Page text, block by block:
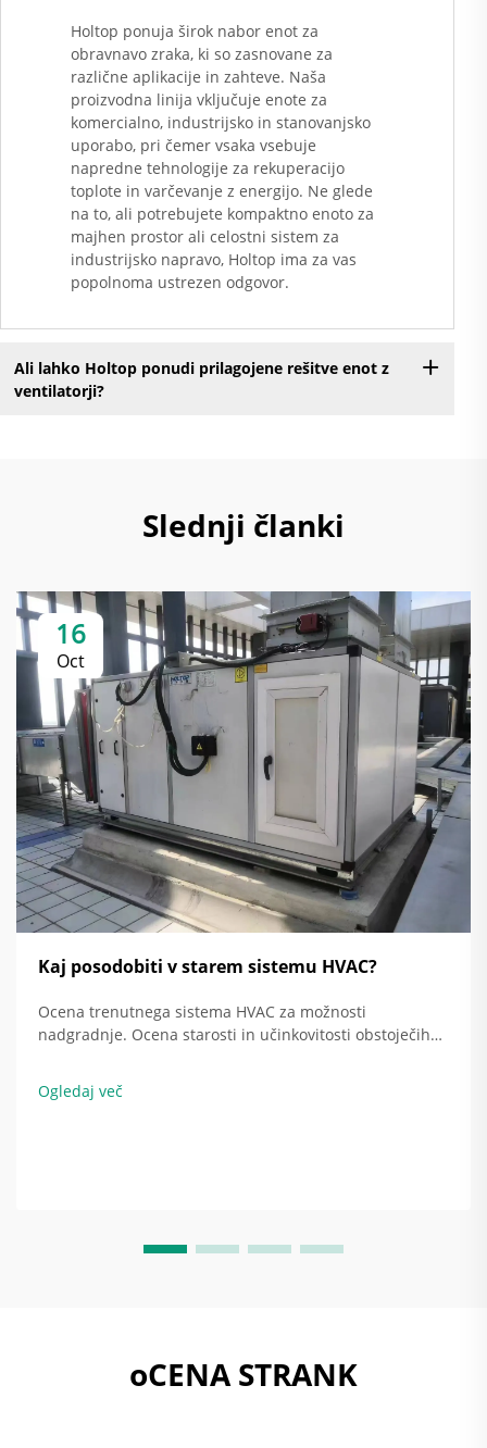
Holtop ponuja širok nabor enot za
obravnavo zraka, ki so zasnovane za
različne aplikacije in zahteve. Naša
proizvodna linija vključuje enote za
komercialno, industrijsko in stanovanjsko
uporabo, pri čemer vsaka vsebuje
napredne tehnologije za rekuperacijo
toplote in varčevanje z energijo. Ne glede
na to, ali potrebujete kompaktno enoto za
majhen prostor ali celostni sistem za
industrijsko napravo, Holtop ima za vas
popolnoma ustrezen odgovor.
Ali lahko Holtop ponudi prilagojene rešitve enot z
ventilatorji?
Slednji članki
16
Oct
Kaj posodobiti v starem sistemu HVAC?
Ocena trenutnega sistema HVAC za možnosti
nadgradnje. Ocena starosti in učinkovitosti obstoječih
komponent sistema HVAC: peči, kanali, termostati, vse
skupaj. Starejši ...
Ogledaj več
oCENA STRANK